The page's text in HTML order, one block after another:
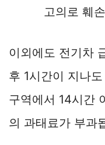
고의로 훼
이외에도 전기차
후 1시간이 지나
구역에서 14시간
의 과태료가 부과